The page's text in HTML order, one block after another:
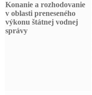
Konanie a rozhodovanie
v oblasti preneseného
výkonu štátnej vodnej
správy